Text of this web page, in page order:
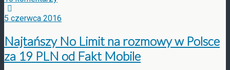
5 czerwca 2016
Najtańszy No Limit na rozmowy w Polsce
za 19 PLN od Fakt Mobile